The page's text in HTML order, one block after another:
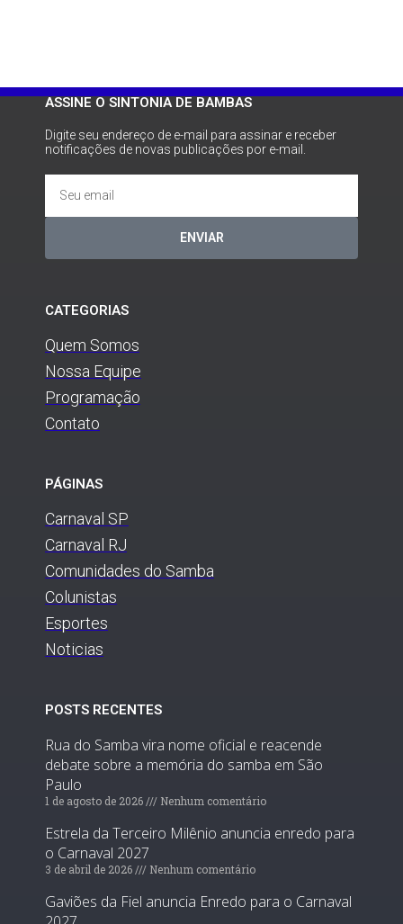
ASSINE O SINTONIA DE BAMBAS
Digite seu endereço de e-mail para assinar e receber
notificações de novas publicações por e-mail.
ENVIAR
CATEGORIAS
Quem Somos
Nossa Equipe
Programação
Contato
PÁGINAS
Carnaval SP
Carnaval RJ
Comunidades do Samba
Colunistas
Esportes
Noticias
POSTS RECENTES
Rua do Samba vira nome oficial e reacende
debate sobre a memória do samba em São
Paulo
1 de agosto de 2026 Nenhum comentário
Estrela da Terceiro Milênio anuncia enredo para
o Carnaval 2027
3 de abril de 2026 Nenhum comentário
Gaviões da Fiel anuncia Enredo para o Carnaval